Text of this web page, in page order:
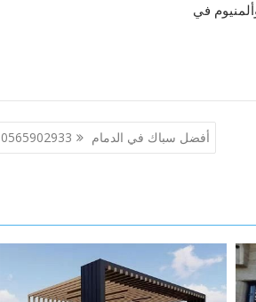
في
أفضل سباك في الدمام 0565902933